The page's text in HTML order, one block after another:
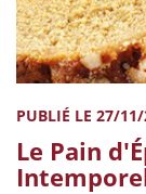
PUBLIÉ LE 27/
Le Pain